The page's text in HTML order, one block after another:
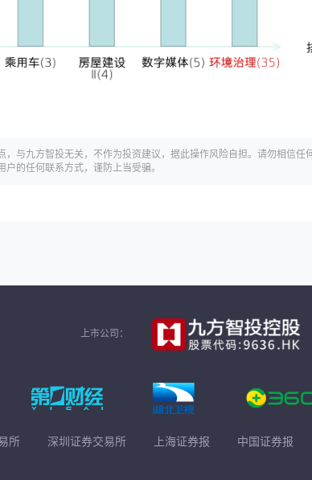
，与九方智投无关，不作为投资建议，据此操作风险自担。请勿相信任
的任何联系方式，谨防上当受骗。
上市公司：
所 深圳证券交易所 上海证券报 中国证券报